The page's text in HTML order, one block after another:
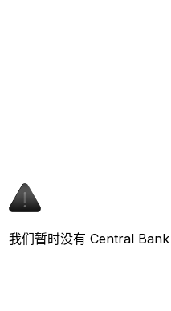
我们暂时没有 Central